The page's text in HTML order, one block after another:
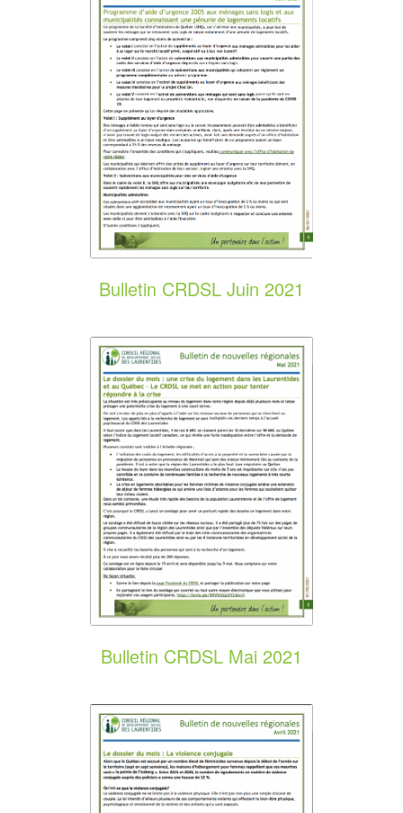
Bulletin CRDSL Juin 2021
Bulletin CRDSL Mai 2021